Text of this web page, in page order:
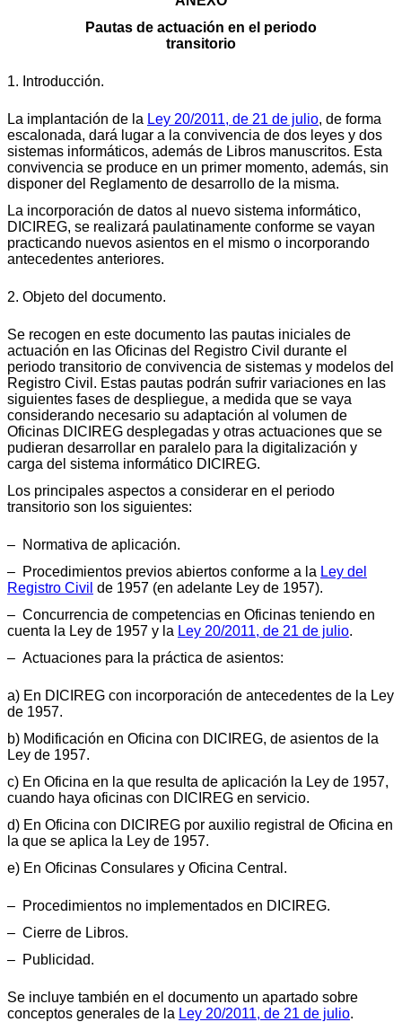
Pautas de actuación en el periodo
transitorio
1. Introducción.
La implantación de la Ley 20/2011, de 21 de julio, de forma
escalonada, dará lugar a la convivencia de dos leyes y dos
sistemas informáticos, además de Libros manuscritos. Esta
convivencia se produce en un primer momento, además, sin
disponer del Reglamento de desarrollo de la misma.
La incorporación de datos al nuevo sistema informático,
DICIREG, se realizará paulatinamente conforme se vayan
practicando nuevos asientos en el mismo o incorporando
antecedentes anteriores.
2. Objeto del documento.
Se recogen en este documento las pautas iniciales de
actuación en las Oficinas del Registro Civil durante el
periodo transitorio de convivencia de sistemas y modelos del
Registro Civil. Estas pautas podrán sufrir variaciones en las
siguientes fases de despliegue, a medida que se vaya
considerando necesario su adaptación al volumen de
Oficinas DICIREG desplegadas y otras actuaciones que se
pudieran desarrollar en paralelo para la digitalización y
carga del sistema informático DICIREG.
Los principales aspectos a considerar en el periodo
transitorio son los siguientes:
– Normativa de aplicación.
– Procedimientos previos abiertos conforme a la Ley del
Registro Civil de 1957 (en adelante Ley de 1957).
– Concurrencia de competencias en Oficinas teniendo en
cuenta la Ley de 1957 y la Ley 20/2011, de 21 de julio.
– Actuaciones para la práctica de asientos:
a) En DICIREG con incorporación de antecedentes de la Ley
de 1957.
b) Modificación en Oficina con DICIREG, de asientos de la
Ley de 1957.
c) En Oficina en la que resulta de aplicación la Ley de 1957,
cuando haya oficinas con DICIREG en servicio.
d) En Oficina con DICIREG por auxilio registral de Oficina en
la que se aplica la Ley de 1957.
e) En Oficinas Consulares y Oficina Central.
– Procedimientos no implementados en DICIREG.
– Cierre de Libros.
– Publicidad.
Se incluye también en el documento un apartado sobre
conceptos generales de la Ley 20/2011, de 21 de julio.